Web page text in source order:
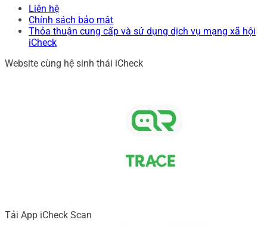
Liên hệ
Chính sách bảo mật
Thỏa thuận cung cấp và sử dụng dịch vụ mạng xã hội
iCheck
Website cùng hệ sinh thái iCheck
Tải App iCheck Scan